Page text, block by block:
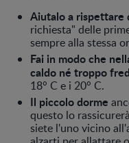
Aiutalo a rispettare
richiesta" delle
sempre alla stessa
Fai in modo che
caldo né troppo
18° C e i 20° C.
Il piccolo dorme
questo lo
siete l'uno vicino